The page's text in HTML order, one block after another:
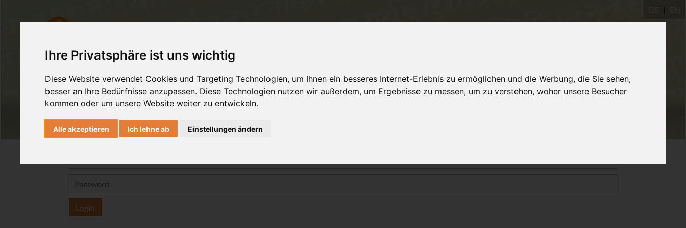
Ihre Privatsphäre ist uns wichtig
Diese Website verwendet Cookies und Targeting Technologien, um Ihnen ein besseres Internet-Erlebnis zu ermöglichen und die Werbung, die Sie sehen,
besser an Ihre Bedürfnisse anzupassen. Diese Technologien nutzen wir außerdem, um Ergebnisse zu messen, um zu verstehen, woher unsere Besucher
kommen oder um unsere Website weiter zu entwickeln.
Alle akzeptieren Ich lehne ab Einstellungen ändern
EN
Login